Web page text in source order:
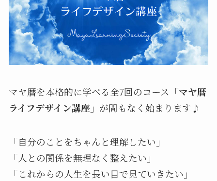
マヤ暦を本格的に学べる全7回のコース 「マヤ暦
ライフデザイン講座」 が間もなく始まります♪
「自分のことをちゃんと理解したい」
「人との関係を無理なく整えたい」
「これからの人生を長い目で見ていきたい」